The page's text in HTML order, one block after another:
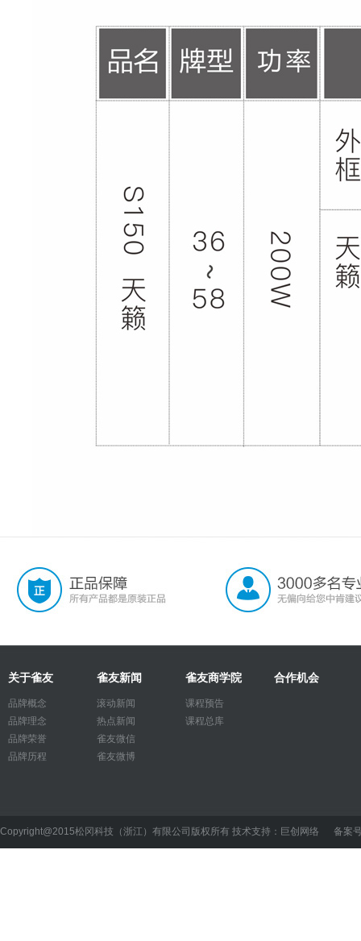
关于雀友
品牌概念
品牌理念
品牌荣誉
品牌历程
雀友新闻
滚动新闻
热点新闻
雀友微信
雀友微博
雀友商学院
课程预告
课程总库
合作机会
Copyright@2015松冈科技（浙江）有限公司版权所有 技术支持：巨创网络 备案